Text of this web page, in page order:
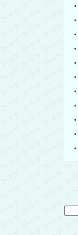
・
・
・
・
・
・
・
・
・
・
・